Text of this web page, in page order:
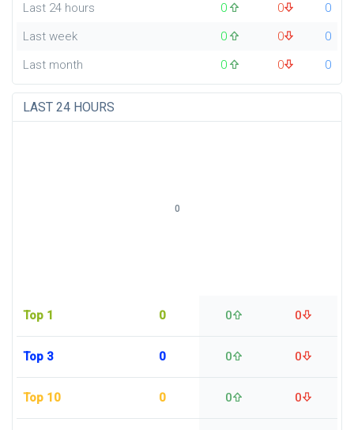
Last 24 hours 0 0
0
Last week
0 0
0
Last month
0 0 0
LAST 24 HOURS
Top 1 0 0 0
Top 3 0 0 0
Top 10 0 0 0
0